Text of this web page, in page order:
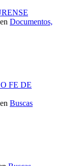
Documentos,
FE DE
Buscas